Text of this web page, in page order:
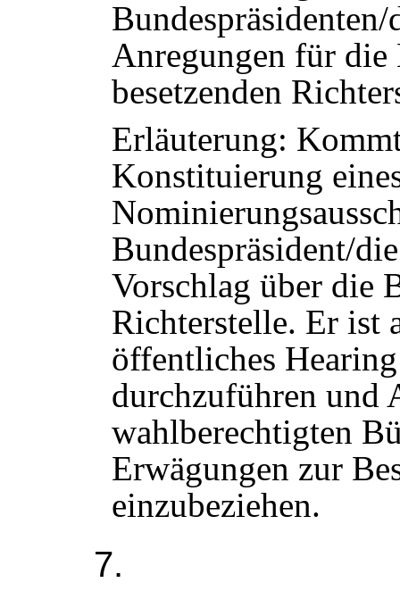
Anregungen für die
besetzenden
Erläuterung:
Konstituierung
Bundespräsident/
Vorschlag über die
Richterstelle. Er ist
öffentliches
durchzuführen und
wahlberechtigten
Erwägungen zur
einzubeziehen.
7.